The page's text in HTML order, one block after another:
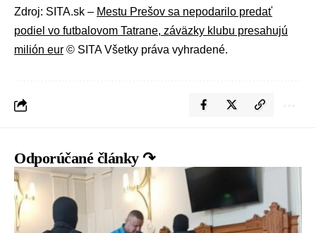
Zdroj: SITA.sk – Mestu Prešov sa nepodarilo predať
podiel vo futbalovom Tatrane, záväzky klubu presahujú
milión eur © SITA Všetky práva vyhradené.
Odporúčané články ↷